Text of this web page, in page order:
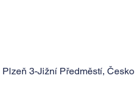
3-Jižní Předměstí, Česko